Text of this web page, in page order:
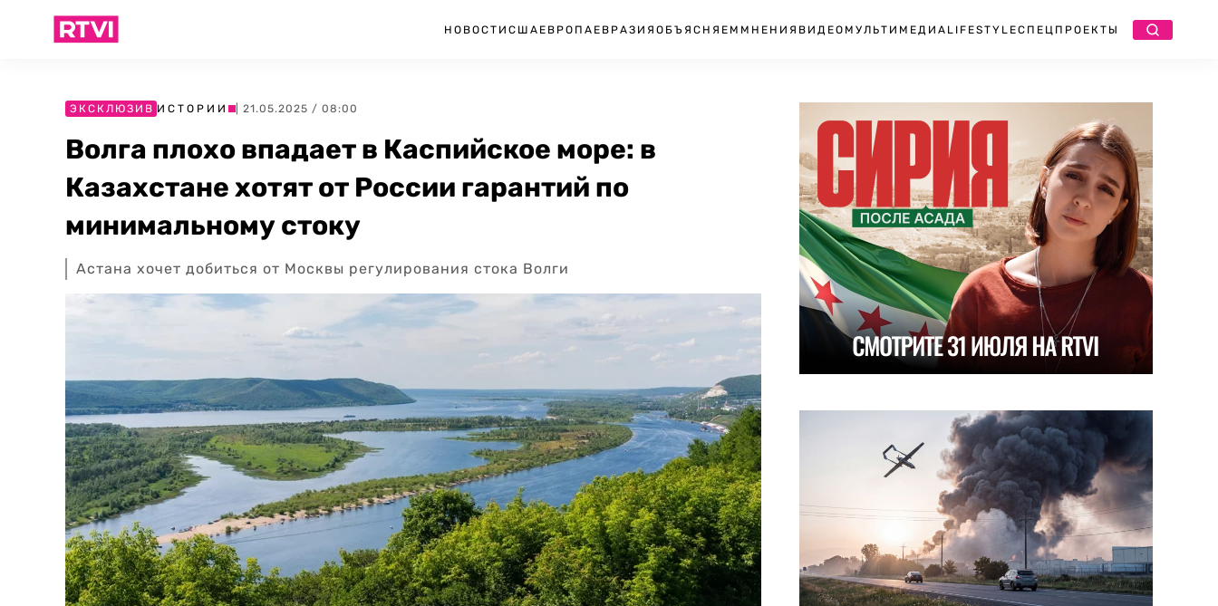
НОВОСТИ США ЕВРОПА ЕВРАЗИЯ ОБЪЯСНЯЕМ МНЕНИЯ ВИДЕО МУЛЬТИМЕДИА LIFESTYLEСПЕЦПРОЕКТЫ
ЭКСКЛЮЗИВ ИСТОРИИ | 21.05.2025 / 08:00
Волга плохо впадает в Каспийское море: в
Казахстане хотят от России гарантий по
минимальному стоку
Астана хочет добиться от Москвы регулирования стока Волги